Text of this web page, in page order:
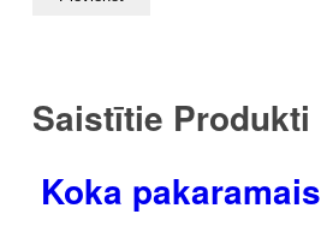
Saistītie Produkti
Koka